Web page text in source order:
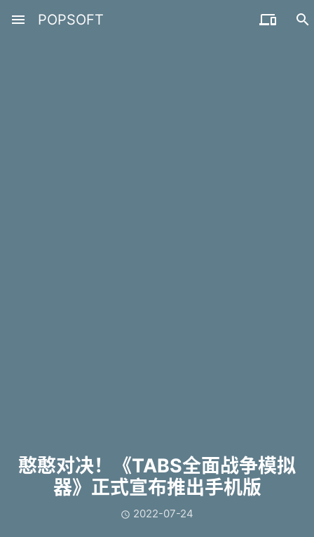
menu POPSOFT  
憨憨对决！《TABS全面战争模拟
器》正式宣布推出手机版
 2022-07-24